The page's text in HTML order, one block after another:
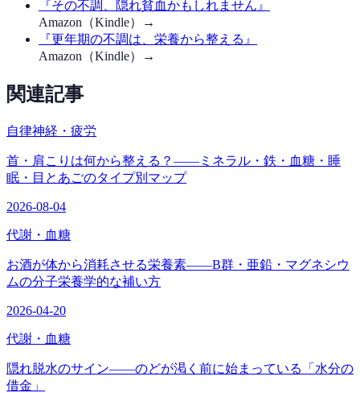
『その不調、隠れ貧血かもしれません 』
Amazon（Kindle）→
『更年期の不調は、栄養から整える 』
Amazon（Kindle）→
関連記事
自律神経・疲労
首・肩こりは何から整える？——ミネラル・鉄・血糖・睡
眠・目とあごのタイプ別マップ
2026-08-04
代謝・血糖
お酒が体から消耗させる栄養素——B群・亜鉛・マグネシウ
ムの分子栄養学的な補い方
2026-04-20
代謝・血糖
隠れ脱水のサイン——のどが渇く前に始まっている「水分の
借金」